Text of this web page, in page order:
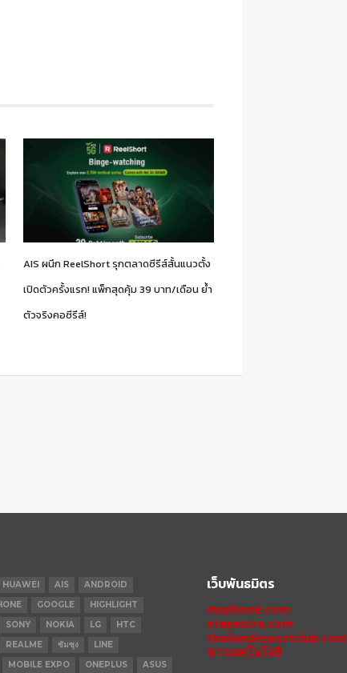
AIS ผนึก ReelShort รุกตลาดซีรีส์สั้นแนวตั้ง
เปิดตัวครั้งแรก! แพ็กสุดคุ้ม 39 บาท/เดือน ย้ำ
ตัวจริงคอซีรีส์!
HUAWEI AIS
ANDROID
GOOGLE
HIGHLIGHT
SONY NOKIA LG
HTC
REALME ซัมซุง
LINE
MOBILE EXPO ONEPLUS ASUS
เว็บพันธมิตร
mxphone.com
stepextra.com
thailandesportclub.com
ข่าวเทคโนโลยี